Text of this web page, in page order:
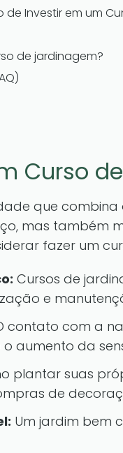
de Investir em um
de jardinagem?
Curso
que
mas também
fazer um
Cursos de
e
contato com a
o aumento da
plantar suas
de
Um jardim bem